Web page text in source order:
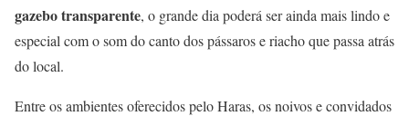
gazebo transparente, o grande dia poderá ser ainda mais lindo e
especial com o som do canto dos pássaros e riacho que passa atrás
do local.
Entre os ambientes oferecidos pelo Haras, os noivos e convidados